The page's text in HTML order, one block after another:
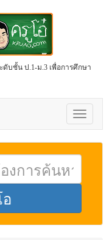
ะดับชั้น ป.1-ม.3 เพื่อการศึกษา
Toggle